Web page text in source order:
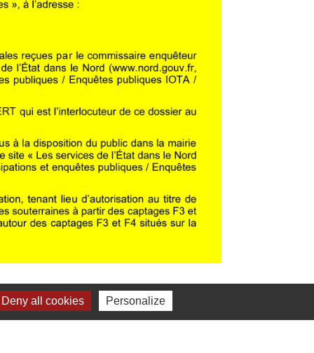
all cookies Personalize